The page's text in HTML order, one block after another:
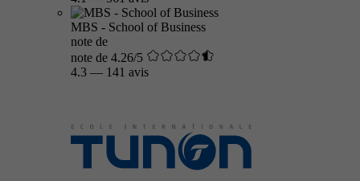
MBS - School of Business
note de
note de 4.26/5
4.3 — 141 avis